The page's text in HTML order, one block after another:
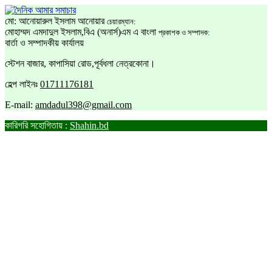
মো: আনোয়ারুল ইসলাম আনোয়ার চেয়ারম্যান:
মোহাম্মদ এমদাদুল ইসলাম,বিএ (অনার্স)এম এ বাংলা প্রকাশক ও সম্পাদক:
বার্তা ও সম্পাদকীয় কার্যালয়
স্টেশন বাজার, কাপাসিয়া রোড,পূর্বধলা নেত্রকোনা।
হেল্প লাইনঃ 01711176181
E-mail: amdadul398@gmail.com
কারিগরি সহোগিতায় : Shahin.bd